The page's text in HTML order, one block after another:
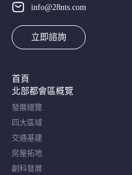
info@28nts.com
立即諮詢
首頁
北部都會區概覽​
發展總覽
四大區域
交通基建
房屋拓地
創科發展